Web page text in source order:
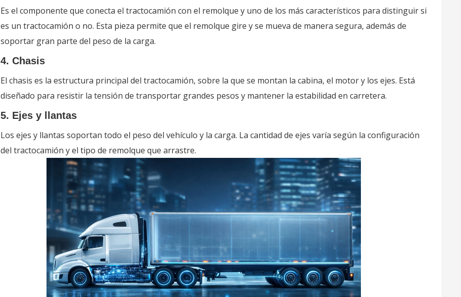
Es el componente que conecta el tractocamión con el remolque y uno de los más característicos para distinguir si
es un tractocamión o no. Esta pieza permite que el remolque gire y se mueva de manera segura, además de
soportar gran parte del peso de la carga.
4. Chasis
El chasis es la estructura principal del tractocamión, sobre la que se montan la cabina, el motor y los ejes. Está
diseñado para resistir la tensión de transportar grandes pesos y mantener la estabilidad en carretera.
5. Ejes y llantas
Los ejes y llantas soportan todo el peso del vehículo y la carga. La cantidad de ejes varía según la configuración
del tractocamión y el tipo de remolque que arrastre.